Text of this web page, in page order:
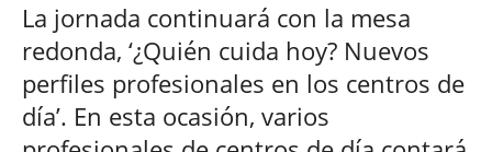
La jornada continuará con la mesa
redonda, ‘¿Quién cuida hoy? Nuevos
perfiles profesionales en los centros de
día’. En esta ocasión, varios